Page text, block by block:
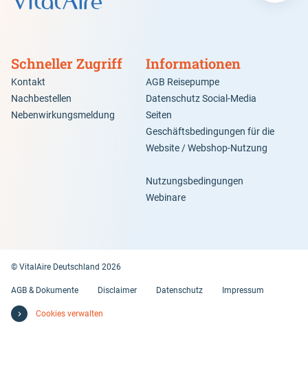
Schneller Zugriff
Kontakt
Nachbestellen
Nebenwirkungsmeldung
Informationen
AGB Reisepumpe
Datenschutz Social-Media
Seiten
Geschäftsbedingungen für die
Website / Webshop-Nutzung
Nutzungsbedingungen
Webinare
© VitalAire Deutschland 2026
AGB & Dokumente Disclaimer Datenschutz Impressum
Cookies verwalten